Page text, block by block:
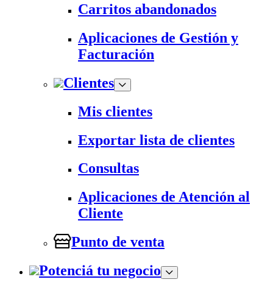
Carritos abandonados
Aplicaciones de Gestión y
Facturación
Clientes
Mis clientes
Exportar lista de clientes
Consultas
Aplicaciones de Atención al
Cliente
Punto de venta
Potenciá tu negocio